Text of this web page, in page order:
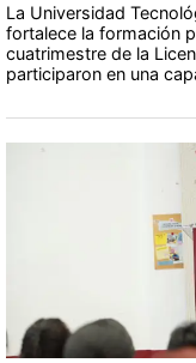
La Universidad
fortalece la formación
cuatrimestre de la
participaron en una